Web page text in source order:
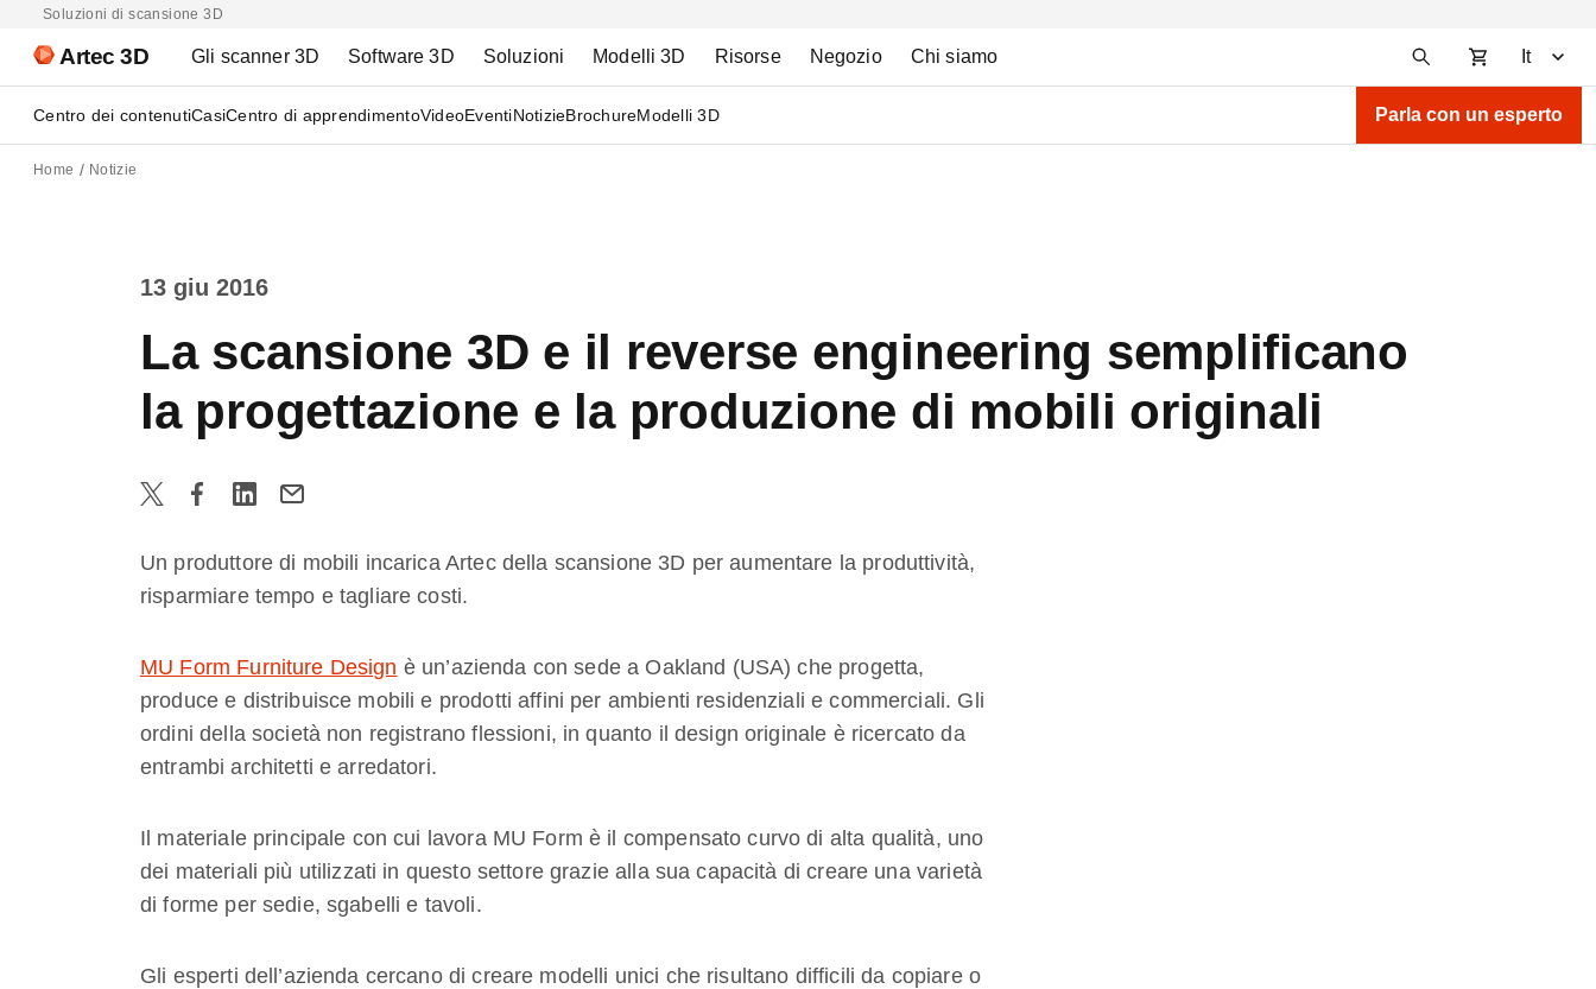
Soluzioni di scansione 3D
Artec 3D Gli scanner 3D Software 3D Soluzioni Modelli 3D Risorse Negozio Chi siamo It
Centro dei contenutiCasiCentro di apprendimentoVideoEventiNotizieBrochureModelli 3D Parla con un esperto
Home Notizie
13 giu 2016
La scansione 3D e il reverse engineering semplificano
la progettazione e la produzione di mobili originali
Un produttore di mobili incarica Artec della scansione 3D per aumentare la produttività,
risparmiare tempo e tagliare costi.
MU Form Furniture Design è un’azienda con sede a Oakland (USA) che progetta,
produce e distribuisce mobili e prodotti affini per ambienti residenziali e commerciali. Gli
ordini della società non registrano flessioni, in quanto il design originale è ricercato da
entrambi architetti e arredatori.
Il materiale principale con cui lavora MU Form è il compensato curvo di alta qualità, uno
dei materiali più utilizzati in questo settore grazie alla sua capacità di creare una varietà
di forme per sedie, sgabelli e tavoli.
Gli esperti dell’azienda cercano di creare modelli unici che risultano difficili da copiare o